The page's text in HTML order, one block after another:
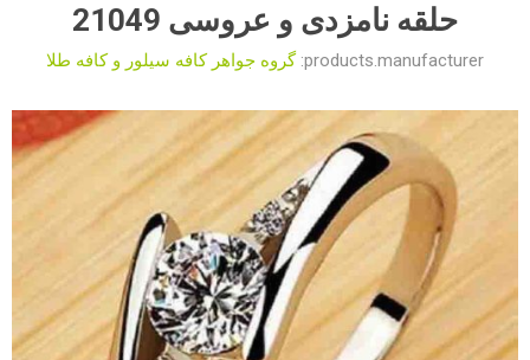
حلقه نامزدی و عروسی 21049
products.manufacturer: گروه جواهر کافه سیلور و کافه طلا